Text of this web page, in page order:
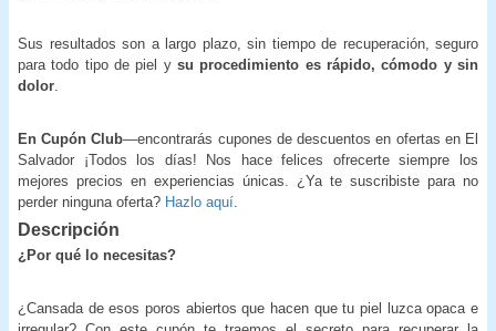
Sus resultados son a largo plazo, sin tiempo de recuperación, seguro
para todo tipo de piel y su procedimiento es rápido, cómodo y sin
dolor
En Cupón Club—encontrarás cupones de descuentos en ofertas en El
Salvador ¡Todos los días! Nos hace felices ofrecerte siempre los
mejores precios en experiencias únicas. ¿Ya te suscribiste para no
perder ninguna oferta? Hazlo aquí
Descripción
¿Por qué lo necesitas?
¿Cansada de esos poros abiertos que hacen que tu piel luzca opaca e